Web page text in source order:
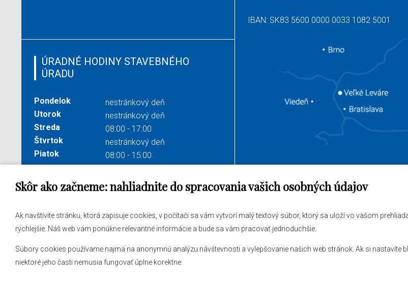
Skôr ako začneme: nahliadnite do spracovania vašich osobných údajov
Ak navštívite stránku, ktorá zapisuje cookies, v počítači sa vám vytvorí malý textový súbor, ktorý sa uloží vo vašom
rýchlejšie. Náš web vám ponúkne relevantné informácie a bude sa vám pracovať jednoduchšie.
Súbory cookies používame najmä na anonymnú analýzu návštevnosti a vylepšovanie našich web stránok. Ak si
niektoré jeho časti nemusia fungovať úplne korektne.
ÚRADNÉ HODINY STAVEBNÉHO
ÚRADU
Pondelok
nestránkový deň
Utorok
nestránkový deň
Streda
08:00 - 17:00
Štvrtok
nestránkový deň
Piatok
08:00 - 15:00
IBAN: SK83 5600 0000 0033 1082 5001
Informácie:ocuvl@levare.sk
Vyhlásenie o prístupnosti
Samospráva
Obecný úrad Hlásenia